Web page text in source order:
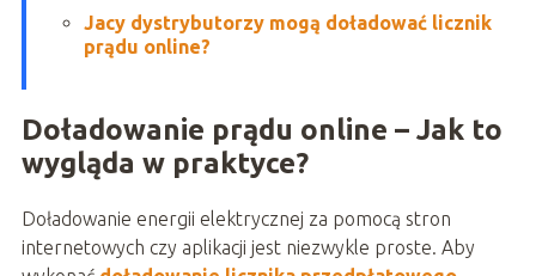
Jacy dystrybutorzy mogą doładować licznik
prądu online?
Doładowanie prądu online – Jak to
wygląda w praktyce?
Doładowanie energii elektrycznej za pomocą stron
internetowych czy aplikacji jest niezwykle proste. Aby